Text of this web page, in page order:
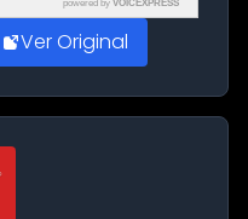
powered by VOICEXPRESS
Ver Original